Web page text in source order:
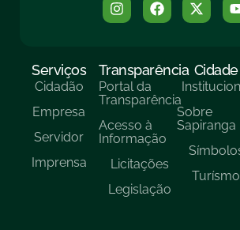
Serviços
Cidadão
Empresa
Servidor
Imprensa
Transparência
Portal da
Transparência
Acesso à
Informação
Licitações
Legislação
Cidade
Sobre
Sapiranga
Turísmo